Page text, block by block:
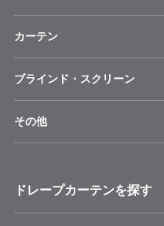
カーテン
ブラインド・スクリーン
その他
ドレープカーテンを探す